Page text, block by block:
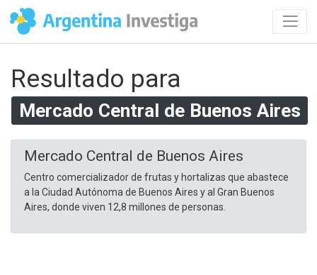
Resultado para
Mercado Central de Buenos Aires
Mercado Central de Buenos Aires
Centro comercializador de frutas y hortalizas que abastece
a la Ciudad Autónoma de Buenos Aires y al Gran Buenos
Aires, donde viven 12,8 millones de personas.​